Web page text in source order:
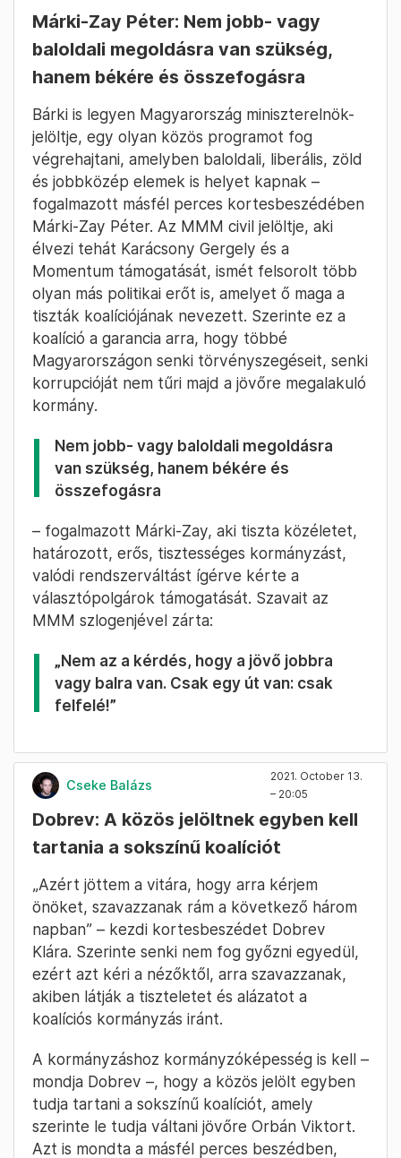
Márki-Zay Péter: Nem jobb- vagy
baloldali megoldásra van szükség,
hanem békére és összefogásra
Bárki is legyen Magyarország miniszterelnök-
jelöltje, egy olyan közös programot fog
végrehajtani, amelyben baloldali, liberális, zöld
és jobbközép elemek is helyet kapnak –
fogalmazott másfél perces kortesbeszédében
Márki-Zay Péter. Az MMM civil jelöltje, aki
élvezi tehát Karácsony Gergely és a
Momentum támogatását, ismét felsorolt több
olyan más politikai erőt is, amelyet ő maga a
tiszták koalíciójának nevezett. Szerinte ez a
koalíció a garancia arra, hogy többé
Magyarországon senki törvényszegéseit, senki
korrupcióját nem tűri majd a jövőre megalakuló
kormány.
Nem jobb- vagy baloldali megoldásra
van szükség, hanem békére és
összefogásra
– fogalmazott Márki-Zay, aki tiszta közéletet,
határozott, erős, tisztességes kormányzást,
valódi rendszerváltást ígérve kérte a
választópolgárok támogatását. Szavait az
MMM szlogenjével zárta:
„Nem az a kérdés, hogy a jövő jobbra
vagy balra van. Csak egy út van: csak
felfelé!”
Cseke Balázs
2021. October 13.
– 20:05
Dobrev: A közös jelöltnek egyben kell
tartania a sokszínű koalíciót
„Azért jöttem a vitára, hogy arra kérjem
önöket, szavazzanak rám a következő három
napban” – kezdi kortesbeszédet Dobrev
Klára. Szerinte senki nem fog győzni egyedül,
ezért azt kéri a nézőktől, arra szavazzanak,
akiben látják a tiszteletet és alázatot a
koalíciós kormányzás iránt.
A kormányzáshoz kormányzóképesség is kell –
mondja Dobrev –, hogy a közös jelölt egyben
tudja tartani a sokszínű koalíciót, amely
szerinte le tudja váltani jövőre Orbán Viktort.
Azt is mondta a másfél perces beszédben,